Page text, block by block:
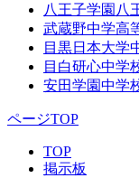
八王子学園八
武蔵野中学高
目黒日本大学
目白研心中学
安田学園中学
ページTOP
TOP
掲示板